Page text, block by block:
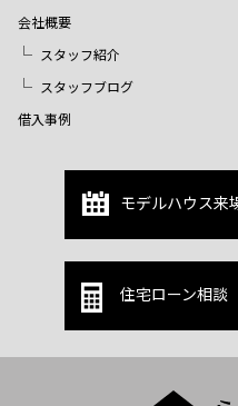
会社概要
スタッフ紹介
スタッフブログ
借入事例
モデルハウス来
住宅ローン相談